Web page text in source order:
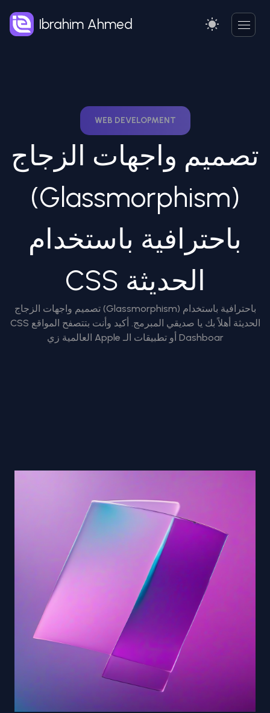
Ibrahim Ahmed
WEB DEVELOPMENT
تصميم واجهات الزجاج
(Glassmorphism)
باحترافية باستخدام
CSS الحديثة
تصميم واجهات الزجاج (Glassmorphism) باحترافية باستخدام
CSS الحديثة أهلاً بك يا صديقي المبرمج. أكيد وأنت بتتصفح المواقع
العالمية زي Apple أو تطبيقات الـ Dashboar